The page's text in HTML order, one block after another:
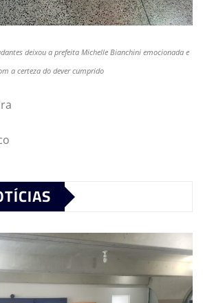
deixou a prefeita Michelle Bianchini emocionada e
a certeza do dever cumprido